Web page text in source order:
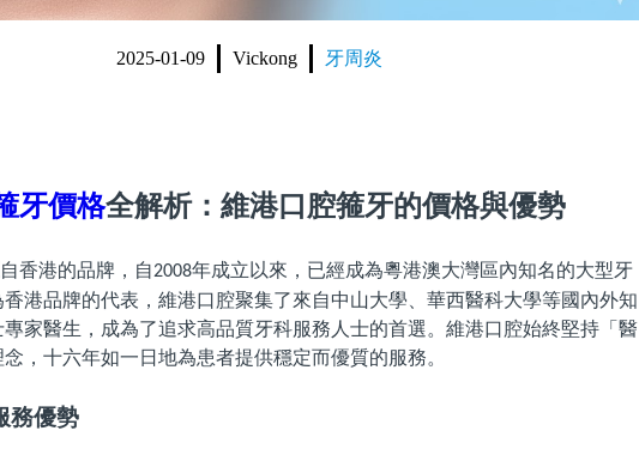
2025-01-09 Vickong 牙周炎
牙價格全解析：維港口腔箍牙的價格與優勢
香港的品牌，自2008年成立以來，已經成為粵港澳大灣區內知名的大型牙
港品牌的代表，維港口腔聚集了來自中山大學、華西醫科大學等國內外知
家醫生，成為了追求高品質牙科服務人士的首選。維港口腔始終堅持「醫
，十六年如一日地為患者提供穩定而優質的服務。
務優勢